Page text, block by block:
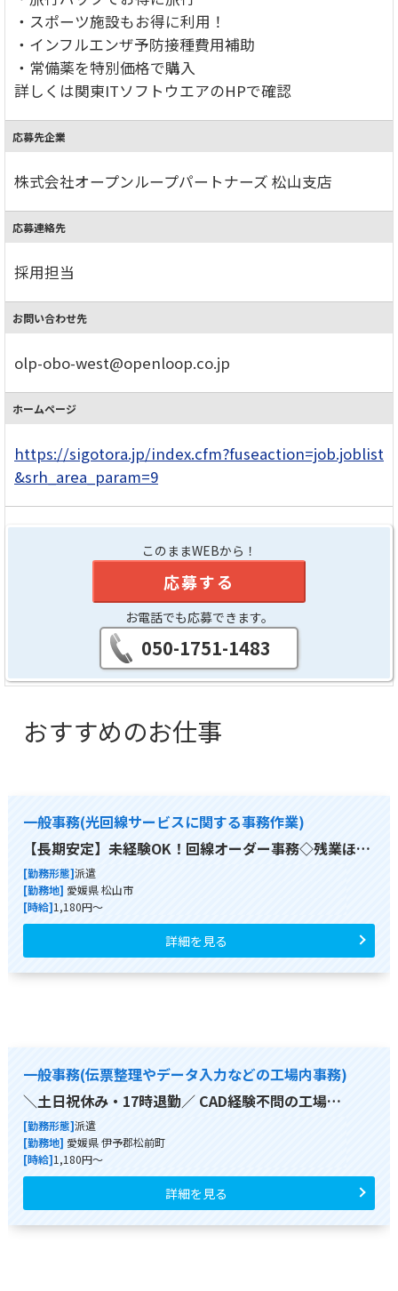
・スポーツ施設もお得に利用！
・インフルエンザ予防接種費用補助
・常備薬を特別価格で購入
詳しくは関東ITソフトウエアのHPで確認
応募先企業
株式会社オープンループパートナーズ 松山支店
応募連絡先
採用担当
お問い合わせ先
olp-obo-west@openloop.co.jp
ホームページ
https://sigotora.jp/index.cfm?fuseaction=job.joblist
&srh_area_param=9
このままWEBから！
応募する
お電話でも応募できます。
050-1751-1483
おすすめのお仕事
一般事務(光回線サービスに関する事務作業)
【長期安定】未経験OK！回線オーダー事務◇残業ほ…
[勤務形態]派遣
[勤務地] 愛媛県 松山市
[時給]1,180円～
詳細を見る
一般事務(伝票整理やデータ入力などの工場内事務)
＼土日祝休み・17時退勤／ CAD経験不問の工場…
[勤務形態]派遣
[勤務地] 愛媛県 伊予郡松前町
[時給]1,180円～
詳細を見る